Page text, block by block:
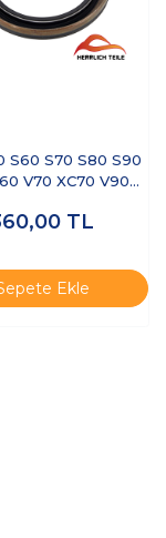
S60 S70 S80 S90
V70 XC70 V90
KEÇESİ ARA
TL
Ekle